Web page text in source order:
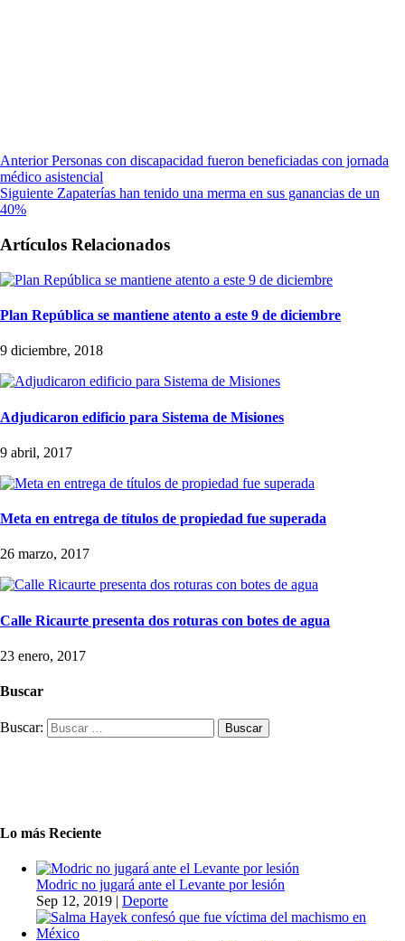
Anterior Personas con discapacidad fueron beneficiadas con jornada
médico asistencial
Siguiente Zapaterías han tenido una merma en sus ganancias de un
40%
Artículos Relacionados
Plan República se mantiene atento a este 9 de diciembre
9 diciembre, 2018
Adjudicaron edificio para Sistema de Misiones
9 abril, 2017
Meta en entrega de títulos de propiedad fue superada
26 marzo, 2017
Calle Ricaurte presenta dos roturas con botes de agua
23 enero, 2017
Buscar
Buscar:
Lo más Reciente
Modric no jugará ante el Levante por lesión
Sep 12, 2019 | Deporte